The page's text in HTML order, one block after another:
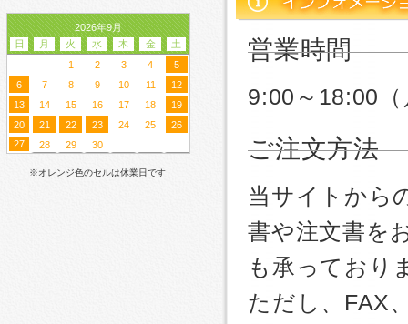
2026年9月
日
月 火 水 木 金
土
1
2 3 4
5
6
7 8 9 10 11
12
13
14 15 16 17 18
19
20
21 22 23 24 25
26
27
28 29 30
※オレンジ色のセルは休業日です
営業時間
9:00～18:00
ご注文方法
当サイトから
書や注文書を
も承っており
ただし、FAX